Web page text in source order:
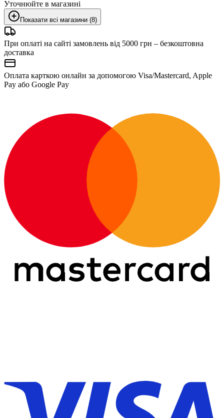
Уточнюйте в магазині
Показати всі магазини (8)
При оплаті на сайті замовлень від 5000 грн – безкоштовна
доставка
Оплата карткою онлайн за допомогою Visa/Mastercard, Apple
Pay або Google Pay